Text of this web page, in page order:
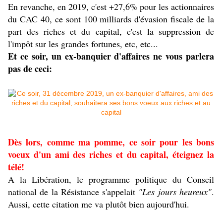
En revanche, en 2019, c'est +27,6% pour les actionnaires
du CAC 40, ce sont 100 milliards d'évasion fiscale de la
part des riches et du capital, c'est la suppression de
l'impôt sur les grandes fortunes, etc, etc...
Et ce soir, un ex-banquier d'affaires ne vous parlera
pas de ceci:
Dès lors, comme ma pomme, ce soir pour les bons
voeux d'un ami des riches et du capital, éteignez la
télé!
A la Libération, le programme politique du Conseil
national de la Résistance s'appelait "Les jours heureux".
Aussi, cette citation me va plutôt bien aujourd'hui.